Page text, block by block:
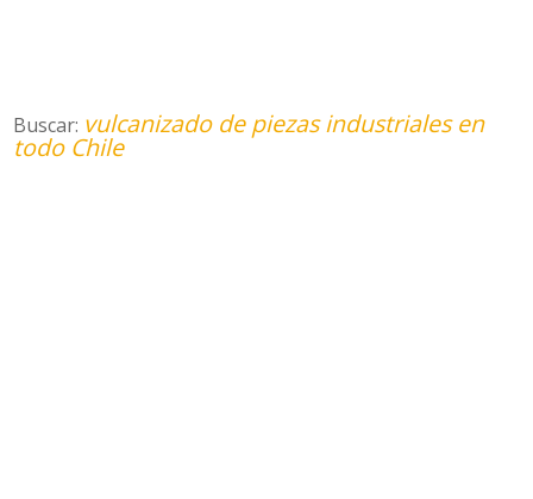
Buscar: vulcanizado de piezas industriales en
todo Chile